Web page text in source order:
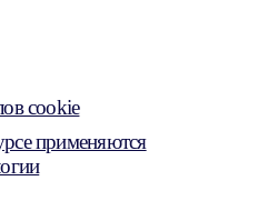
cookie
применяются